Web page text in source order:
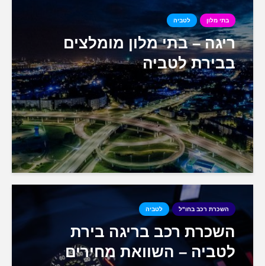
בתי מלון לטביה
ריגה – בתי מלון מומלצים
בבירת לטביה
השכרת רכב בחו"ל לטביה
השכרת רכב בריגה בירת
לטביה – השוואת מחירים